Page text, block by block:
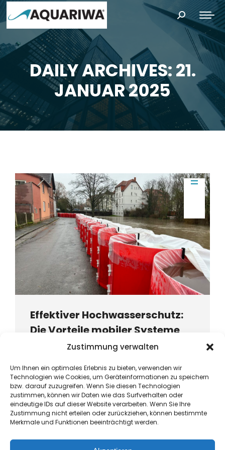
Zustimmung verwalten
Um Ihnen ein optimales Erlebnis zu bieten, verwenden wir
Technologien wie Cookies, um Geräteinformationen zu speichern
bzw. darauf zuzugreifen. Wenn Sie diesen Technologien
zustimmen, können wir Daten wie das Surfverhalten oder
eindeutige IDs auf dieser Website verarbeiten. Wenn Sie Ihre
Zustimmung nicht erteilen oder zurückziehen, können bestimmte
Merkmale und Funktionen beeinträchtigt werden.
Search:
DAILY ARCHIVES: 21.
JANUAR 2025
You are here:
Effektiver Hochwasserschutz:
Die Vorteile mobiler Systeme
Hochwasserschutz ist ein kritisches Thema für
Regionen, die häufig von Überschwemmungen
betroffen sind, ist es…
Read more